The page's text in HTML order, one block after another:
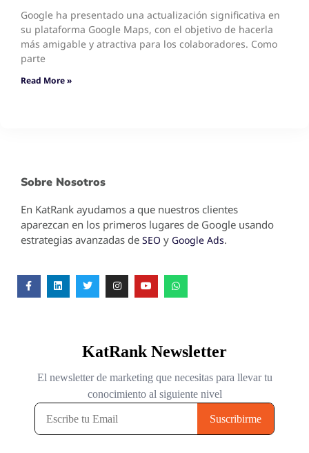
Google ha presentado una actualización significativa en
su plataforma Google Maps, con el objetivo de hacerla
más amigable y atractiva para los colaboradores. Como
parte
Read More »
Sobre Nosotros
En KatRank ayudamos a que nuestros clientes
aparezcan en los primeros lugares de Google usando
estrategias avanzadas de SEO y Google Ads.